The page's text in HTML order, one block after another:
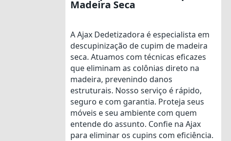
Madeira Seca
A Ajax Dedetizadora é especialista em
descupinização de cupim de madeira
seca. Atuamos com técnicas eficazes
que eliminam as colônias direto na
madeira, prevenindo danos
estruturais. Nosso serviço é rápido,
seguro e com garantia. Proteja seus
móveis e seu ambiente com quem
entende do assunto. Confie na Ajax
para eliminar os cupins com eficiência.